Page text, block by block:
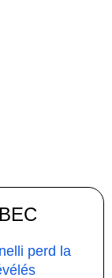
perd la